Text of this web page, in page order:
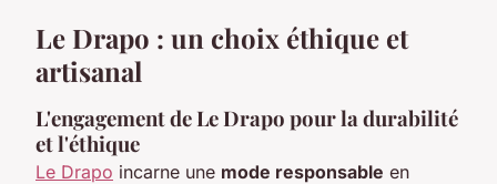
Le Drapo : un choix éthique et
artisanal
L'engagement de Le Drapo pour la durabilité
et l'éthique
Le Drapo incarne une mode responsable en